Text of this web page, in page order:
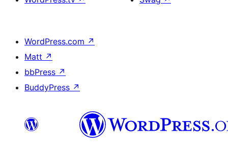
WordPress.com ↗
Matt ↗
bbPress ↗
BuddyPress ↗